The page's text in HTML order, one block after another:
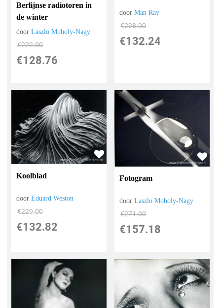
Berlijnse radiotoren in
de winter
doorLaszlo Moholy-Nagy
€222.00
€128.76
doorMan Ray
€228.00
€132.24
Koolblad
doorEduard Weston
€229.00
€132.82
Fotogram
doorLaszlo Moholy-Nagy
€271.00
€157.18